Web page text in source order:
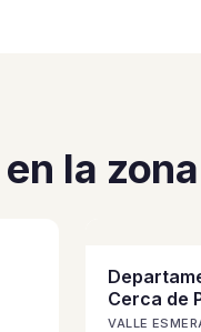
la zona
Cerca de
VALLE